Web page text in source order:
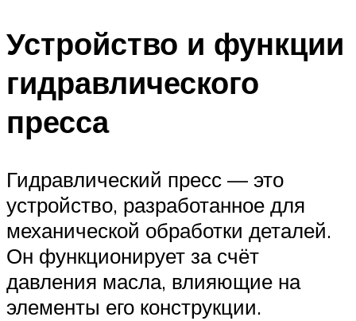
Устройство и функции
гидравлического
пресса
Гидравлический пресс — это
устройство, разработанное для
механической обработки деталей.
Он функционирует за счёт
давления масла, влияющие на
элементы его конструкции.